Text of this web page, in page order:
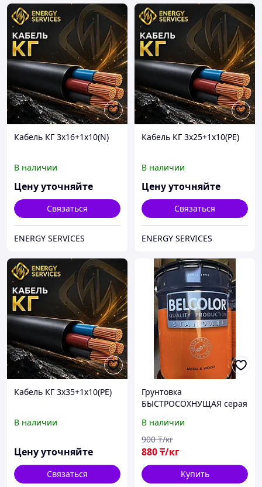
Кабель КГ 3х16+1х10(N)
В наличии
Цену уточняйте
Связаться
ENERGY SERVICES
Кабель КГ 3х25+1х10(РЕ)
В наличии
Цену уточняйте
Связаться
ENERGY SERVICES
Кабель КГ 3х35+1х10(РЕ)
В наличии
Цену уточняйте
Связаться
Грунтовка
БЫСТРОСОХНУЩАЯ серая
В наличии
880₸/кг
900 ₸/кг
Купить